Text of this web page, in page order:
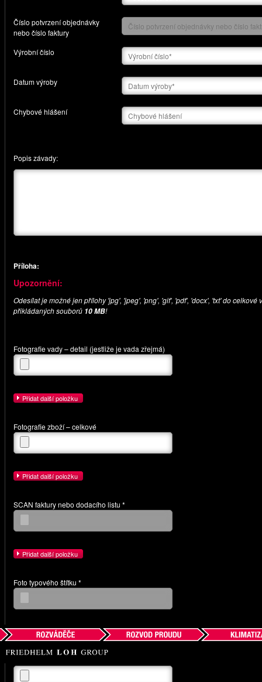
Číslo potvrzení objednávky
nebo číslo faktury
Výrobní číslo
Datum výroby
Chybové hlášení
Popis závady:
Příloha:
Upozornění:
Odesílat je možné jen přílohy 'jpg', 'jpeg', 'png', 'gif', 'pdf', 'docx', 'txt' do celkové
přikládaných souborů 10 MB!
Fotografie vady – detail (jestliže je vada zřejmá)
Přidat další položku
Fotografie zboží – celkové
Přidat další položku
SCAN faktury nebo dodacího listu *
Přidat další položku
Foto typového štítku *
Přidat další položku